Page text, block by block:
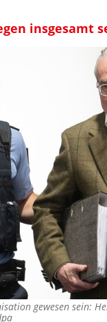
insgesamt
gewesen sein: